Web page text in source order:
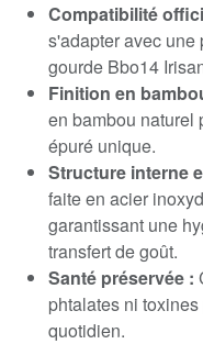
Compatibilité
s'adapter avec
gourde Bbo14
Finition en
en bambou naturel
épuré unique.
Structure interne
faite en acier
garantissant une
transfert de goût.
Santé préservée :
phtalates ni
quotidien.